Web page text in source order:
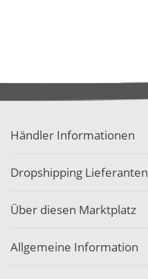
Händler Informationen
Dropshipping Lieferanten
Über diesen Marktplatz
Allgemeine Information